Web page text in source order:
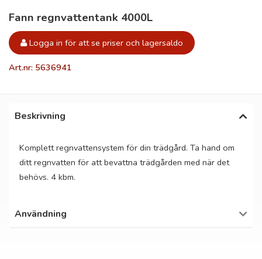
Fann regnvattentank 4000L
Logga in för att se priser och lagersaldo
Art.nr: 5636941
Beskrivning
Komplett regnvattensystem för din trädgård. Ta hand om
ditt regnvatten för att bevattna trädgården med när det
behövs. 4 kbm.
Användning